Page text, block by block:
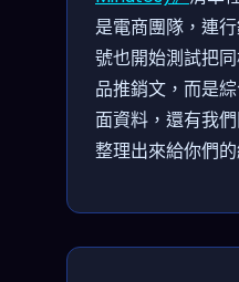
是電商團隊，連
號也開始測試把
品推銷文，而是
面資料，還有我
整理出來給你們